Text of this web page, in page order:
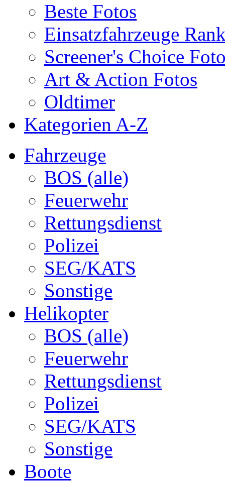
Beste Fotos
Einsatzfahrzeuge
Screener's Choice
Art & Action Fotos
Oldtimer
Kategorien A-Z
Fahrzeuge
BOS (alle)
Feuerwehr
Rettungsdienst
Polizei
SEG/KATS
Sonstige
Helikopter
BOS (alle)
Feuerwehr
Rettungsdienst
Polizei
SEG/KATS
Sonstige
Boote